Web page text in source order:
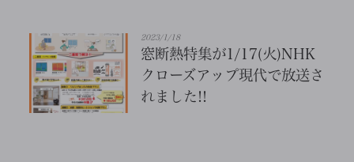
2023/1/18
窓断熱特集が1/17(火)NHK
クローズアップ現代で放送さ
れました!!